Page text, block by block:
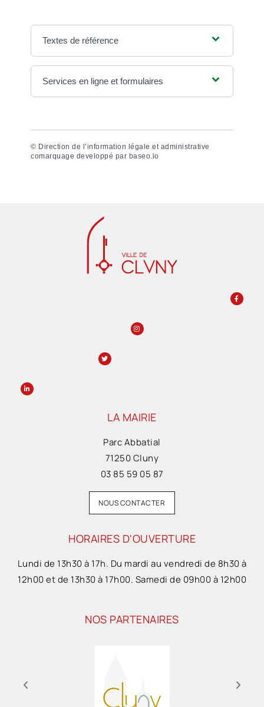
Textes de référence
Services en ligne et formulaires
© Direction de l’information légale et administrative
comarquage developpé par baseo.io
LA MAIRIE
Parc Abbatial
71250 Cluny
03 85 59 05 87
NOUS CONTACTER
HORAIRES D'OUVERTURE
Lundi de 13h30 à 17h. Du mardi au vendredi de 8h30 à
12h00 et de 13h30 à 17h00. Samedi de 09h00 à 12h00
NOS PARTENAIRES